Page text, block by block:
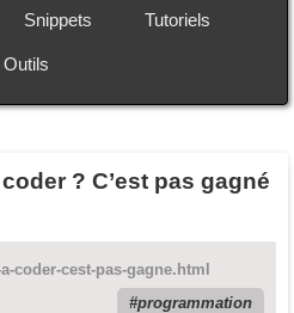
Snippets Tutoriels
Outils
? C’est pas gagné
coder-cest-pas-gagne.html
programmation